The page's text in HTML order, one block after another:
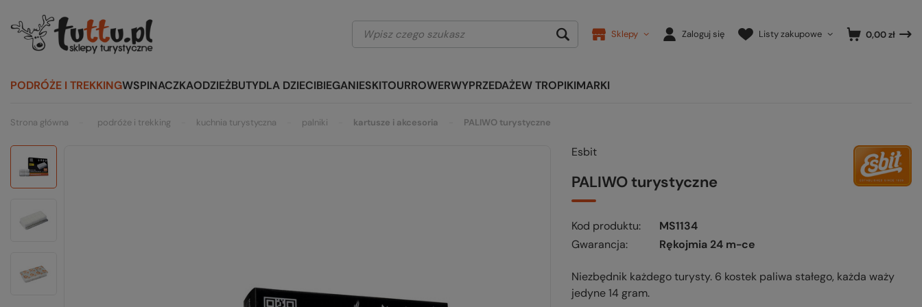
Sklepy Zaloguj się Listy zakupowe 0,00 zł
PODRÓŻE I TREKKINGWSPINACZKAODZIEŻBUTYDLA DZIECIBIEGANIESKITOURROWERWYPRZEDAŻEW TROPIKIMARKI
Strona główna podróże i trekking kuchnia turystyczna palniki kartusze i akcesoria PALIWO turystyczne
Esbit
PALIWO turystyczne
Kod produktu
MS1134
Gwarancja
Rękojmia 24 m-ce
Niezbędnik każdego turysty. 6 kostek paliwa stałego, każda waży
jedyne 14 gram.